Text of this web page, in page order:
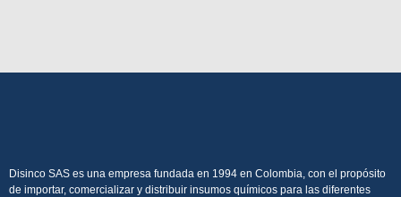
Disinco SAS es una empresa fundada en 1994 en Colombia, con el propósito
de importar, comercializar y distribuir insumos químicos para las diferentes